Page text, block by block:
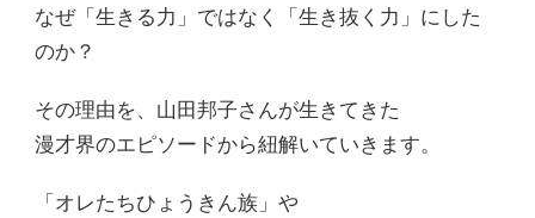
なぜ「生きる力」ではなく「生き抜く力」にした
のか？
その理由を、山田邦子さんが生きてきた
漫才界のエピソードから紐解いていきます。
「オレたちひょうきん族」や